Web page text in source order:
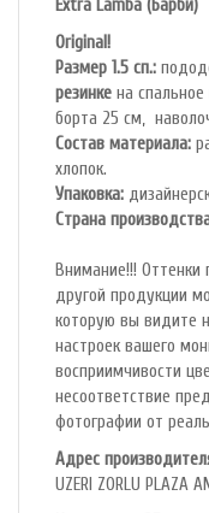
Extra Lamba​ (Барби)
Original!
Размер 1.5 сп.:
резинке на
борта 25 см,
Состав материала:
хлопок.
Упаковка:
Страна
Внимание!!! Оттенки
другой продукции
которую вы видите
настроек вашего
восприимчивости
несоответствие
фотографии от
Адрес
UZERI ZORLU PLAZA